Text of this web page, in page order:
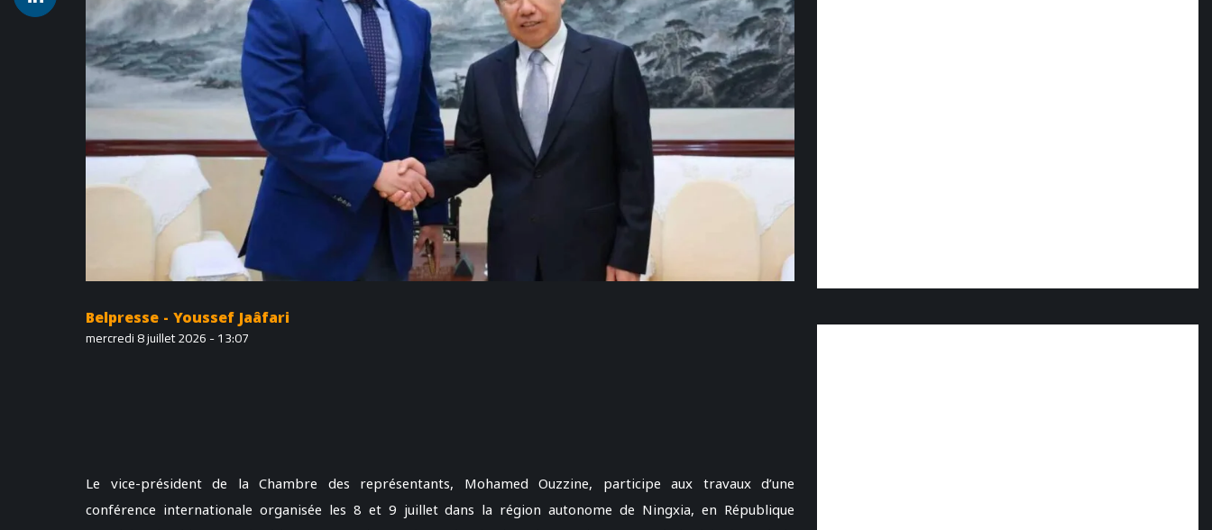
Belpresse - Youssef Jaâfari
mercredi 8 juillet 2026 - 13:07
Le vice-président de la Chambre des représentants, Mohamed Ouzzine, participe aux travaux d’une
conférence internationale organisée les 8 et 9 juillet dans la région autonome de Ningxia, en République